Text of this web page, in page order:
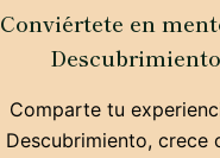
Conviértete en
Descubrimiento
Comparte tu
Descubrimiento, crece